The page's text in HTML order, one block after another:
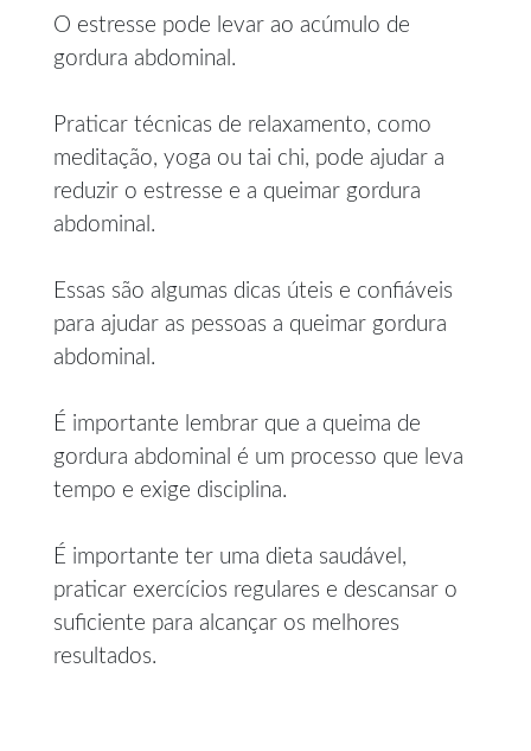
O estresse pode levar ao acúmulo de
gordura abdominal.
Praticar técnicas de relaxamento, como
meditação, yoga ou tai chi, pode ajudar a
reduzir o estresse e a queimar gordura
abdominal.
Essas são algumas dicas úteis e confiáveis
para ajudar as pessoas a queimar gordura
abdominal.
É importante lembrar que a queima de
gordura abdominal é um processo que leva
tempo e exige disciplina.
É importante ter uma dieta saudável,
praticar exercícios regulares e descansar o
suficiente para alcançar os melhores
resultados.